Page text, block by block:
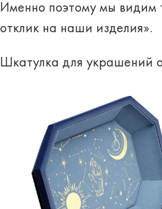
Именно поэтому мы видим
отклик на наши изделия».
Шкатулка для украшений